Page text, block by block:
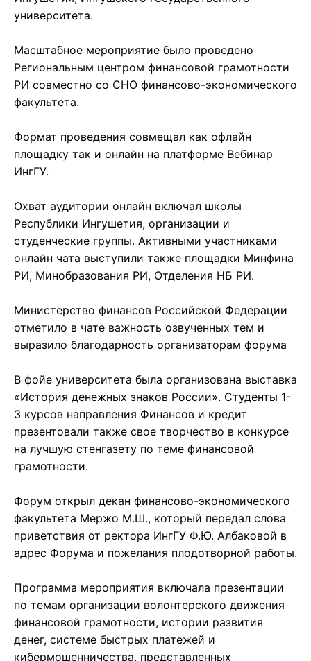
университета.
Масштабное мероприятие было проведено
Региональным центром финансовой грамотности
РИ совместно со СНО финансово-экономического
факультета.
Формат проведения совмещал как офлайн
площадку так и онлайн на платформе Вебинар
ИнгГУ.
Охват аудитории онлайн включал школы
Республики Ингушетия, организации и
студенческие группы. Активными участниками
онлайн чата выступили также площадки Минфина
РИ, Минобразования РИ, Отделения НБ РИ.
Министерство финансов Российской Федерации
отметило в чате важность озвученных тем и
выразило благодарность организаторам форума
В фойе университета была организована выставка
«История денежных знаков России». Студенты 1-
3 курсов направления Финансов и кредит
презентовали также свое творчество в конкурсе
на лучшую стенгазету по теме финансовой
грамотности.
Форум открыл декан финансово-экономического
факультета Мержо М.Ш., который передал слова
приветствия от ректора ИнгГУ Ф.Ю. Албаковой в
адрес Форума и пожелания плодотворной работы.
Программа мероприятия включала презентации
по темам организации волонтерского движения
финансовой грамотности, истории развития
денег, системе быстрых платежей и
кибермошенничества, представленных